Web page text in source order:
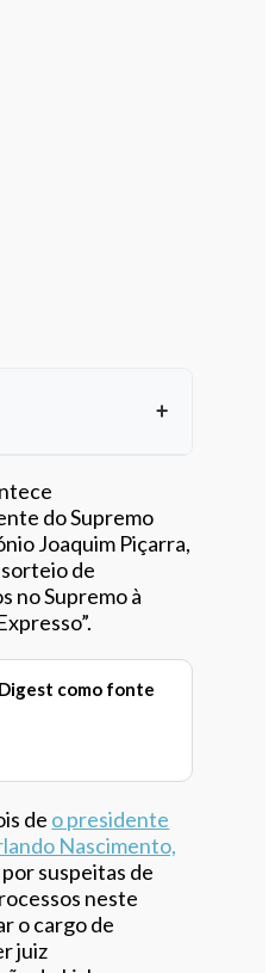
artigo
do Supremo
Joaquim Piçarra,
de
no Supremo à
como fonte
de o presidente
Nascimento,
por suspeitas de
neste
o cargo de
juiz